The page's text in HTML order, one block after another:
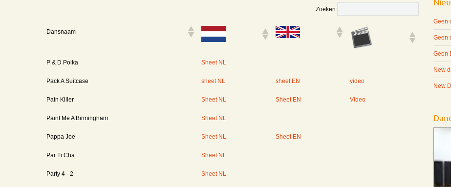
Zoeken:
Dansnaam
Dansnaam
P & D Polka Sheet NL
Pack A Suitcase sheet NL sheet EN video
Pain Killer Sheet NL Sheet EN Video
Paint Me A Birmingham Sheet NL
Pappa Joe Sheet NL Sheet EN
Par Ti Cha Sheet NL
Party 4 - 2 Sheet NL
Geen
Geen
Geen
New
New